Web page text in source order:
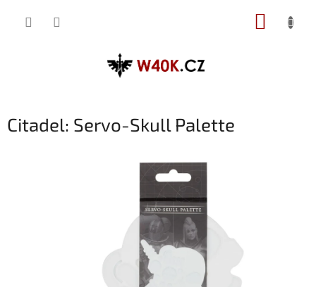
Citadel: Servo-Skull Palette